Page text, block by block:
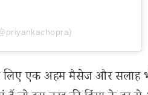
लिए एक अहम मैसेज और सलाह